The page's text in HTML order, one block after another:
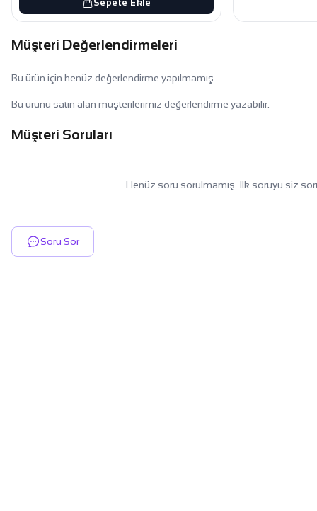
Sepete Ekle
Müşteri Değerlendirmeleri
Bu ürün için henüz değerlendirme yapılmamış.
Bu ürünü satın alan müşterilerimiz değerlendirme yazabilir.
Müşteri Soruları
Henüz soru sorulmamış. İlk soruyu siz
Soru Sor